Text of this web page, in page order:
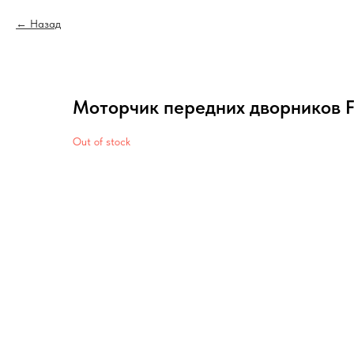
Назад
Моторчик передних дворников
Out of stock